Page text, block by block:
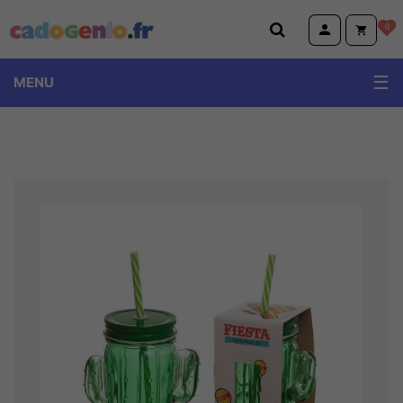
Cadogenio.fr 0
MENU